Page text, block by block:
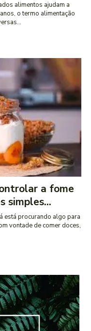
alimentos ajudam a
o termo alimentação
a fome
simples...
está procurando algo para
vontade de comer doces,